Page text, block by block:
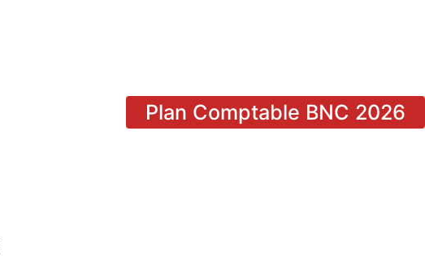
Plan Comptable BNC 2026